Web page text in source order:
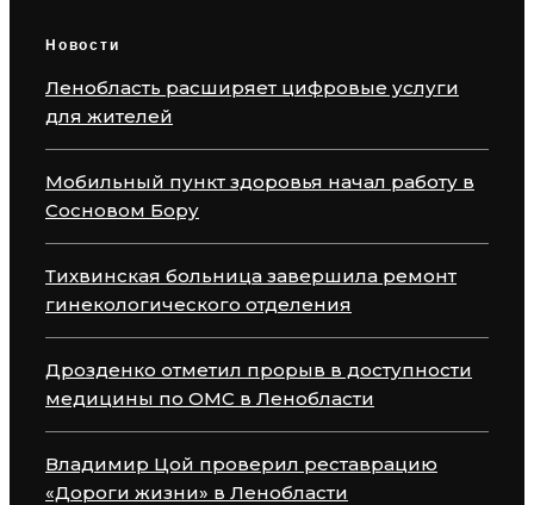
Новости
Ленобласть расширяет цифровые услуги
для жителей
Мобильный пункт здоровья начал работу в
Сосновом Бору
Тихвинская больница завершила ремонт
гинекологического отделения
Дрозденко отметил прорыв в доступности
медицины по ОМС в Ленобласти
Владимир Цой проверил реставрацию
«Дороги жизни» в Ленобласти